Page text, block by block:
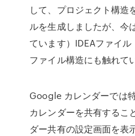
して、プロジェクト構
ルを生成しましたが、今
ています）IDEAファイ
ファイル構造にも触れて
Google カレンダーでは
カレンダーを共有するこ
ダー共有の設定画面を